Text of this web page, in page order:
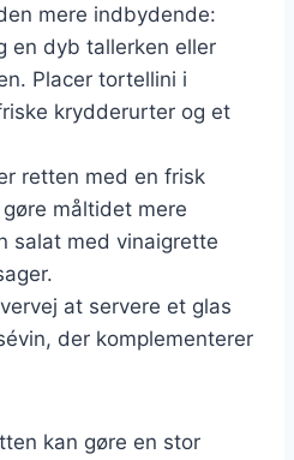
mere indbydende:
en dyb tallerken eller
Placer tortellini i
krydderurter og et
retten med en frisk
måltidet mere
salat med vinaigrette
at servere et glas
der komplementerer
kan gøre en stor